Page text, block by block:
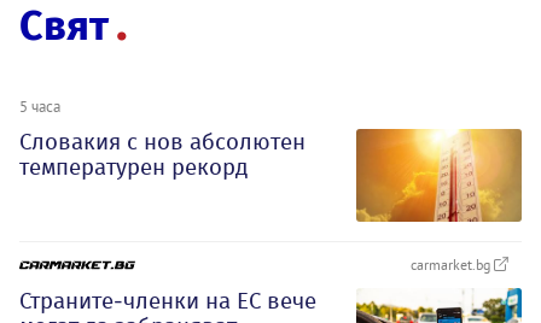
Свят
5 часа
Словакия с нов абсолютен
температурен рекорд
carmarket.bg
Страните-членки на ЕС вече